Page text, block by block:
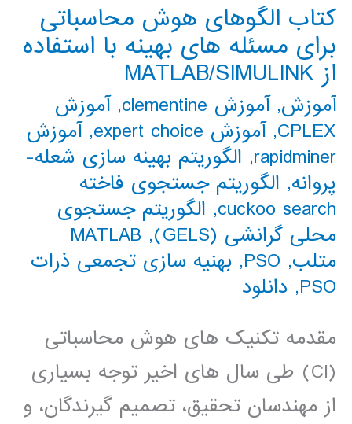
کتاب الگوهای هوش محاسباتی
برای مسئله های بهینه با استفاده
از MATLAB/SIMULINK
آموزش,آموزش clementine ,آموزش
CPLEX
,آموزش expert choice ,آموزش
rapidminer
, الگوریتم بهینه سازی شعله-
پروانه, الگوریتم جستجوی فاخته
cuckoo search
, الگوریتم جستجوی
محلی گرانشی (GELS)
,
MATLAB
متلب,
PSO
, بهنیه سازی تجمعی ذرات
PSO
, دانلود
مقدمه تکنیک های هوش محاسباتی
(CI) طی سال های اخیر توجه بسیاری
از مهندسان تحقیق، تصمیم گیرندگان، و